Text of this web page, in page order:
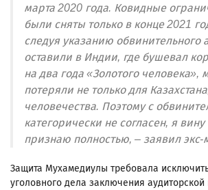
марта 2020 года. Ковидные
были сняты только в конце 2021
следуя указанию обвинительного
оставили в Индии, где бушевал
на два года «Золотого человека»,
потеряли не только для
человечества. Поэтому с
категорически не согласен, я
признаю полностью, – заявил экс-
Защита Мухамедиулы требовала
уголовного дела заключения